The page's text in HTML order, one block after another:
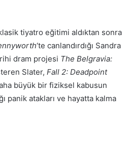
tiyatro eğitimi aldıktan sonra
‘te canlandırdığı Sandra
dram projesi The Belgravia:
Slater, Fall 2: Deadpoint
büyük bir fiziksel kabusun
panik atakları ve hayatta kalma